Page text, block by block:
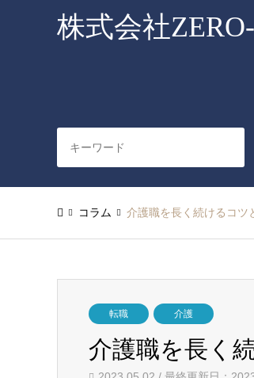
株式会社
コラム 介護職を長く続けるコツ
転職 介護
介護職を長く